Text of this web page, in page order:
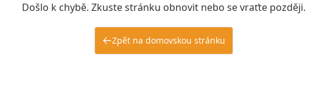
Došlo k chybě. Zkuste stránku obnovit nebo se vraťte později.
Zpět na domovskou stránku